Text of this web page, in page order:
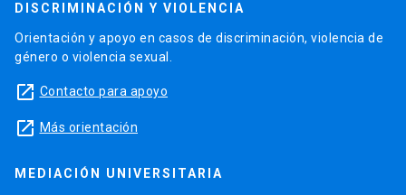
DISCRIMINACIÓN Y VIOLENCIA
Orientación y apoyo en casos de discriminación, violencia de
género o violencia sexual.
launch Contacto para apoyo
launch Más orientación
MEDIACIÓN UNIVERSITARIA